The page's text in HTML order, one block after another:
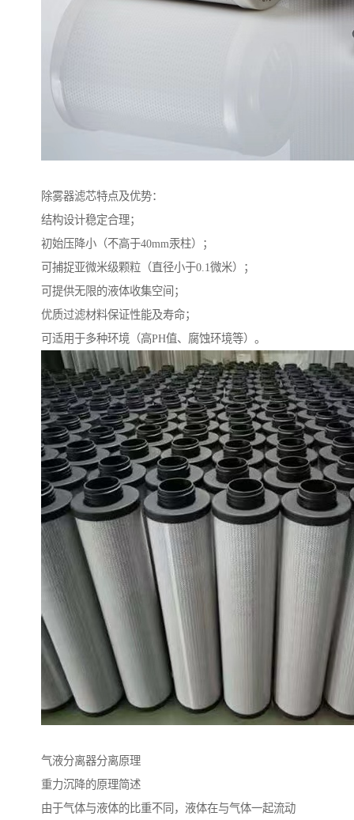
除雾器滤芯特点及优势：
结构设计稳定合理；
初始压降小（不高于40mm汞柱）；
可捕捉亚微米级颗粒（直径小于0.1微米）；
可提供无限的液体收集空间；
优质过滤材料保证性能及寿命；
可适用于多种环境（高PH值、腐蚀环境等）。
气液分离器分离原理
重力沉降的原理简述
由于气体与液体的比重不同，液体在与气体一起流动